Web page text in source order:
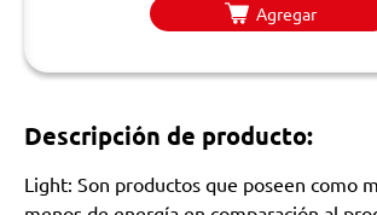
Agregar
Descripción de producto:
Light: Son productos que poseen como